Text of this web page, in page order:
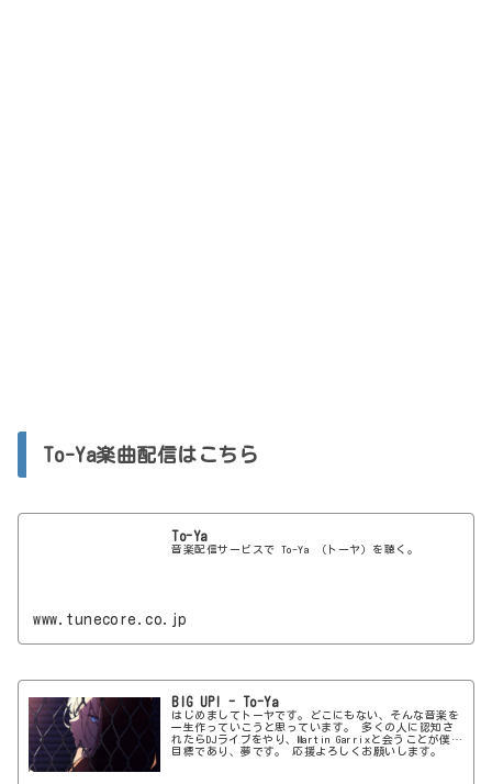
To-Ya楽曲配信はこちら
To-Ya
音楽配信サービスで To-Ya （トーヤ）を聴く。
www.tunecore.co.jp
BIG UP! - To-Ya
はじめましてトーヤです。どこにもない、そんな音楽を
一生作っていこうと思っています。 多くの人に認知さ
れたらDJライブをやり、Martin Garrixと会うことが僕の
目標であり、夢です。 応援よろしくお願いします。